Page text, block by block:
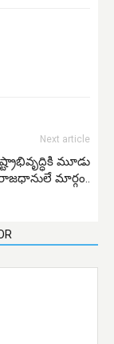
Next article
మూడు
మార్గం..